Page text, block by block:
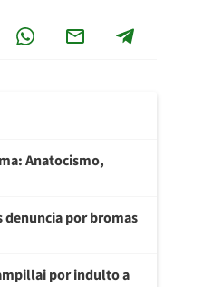
Anatocismo,
denuncia por bromas
por indulto a